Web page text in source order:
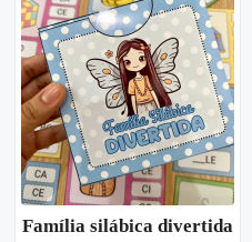
Família silábica divertida